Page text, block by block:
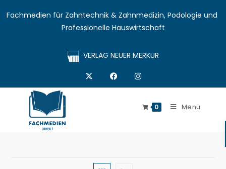
Fachmedien für Zahntechnik & Zahnmedizin, Podologie und
Professionelle Hauswirtschaft
VERLAG NEUER MERKUR
0 Menü